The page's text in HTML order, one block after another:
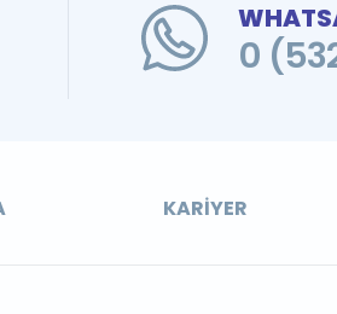
0
KARIYER